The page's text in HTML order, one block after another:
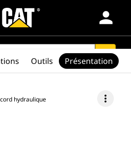
person
search
hydraulique more_vert
Outils Présentation